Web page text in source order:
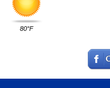
80°F